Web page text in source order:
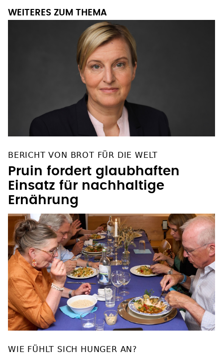
WEITERES ZUM THEMA
BERICHT VON BROT FÜR DIE WELT
Pruin fordert glaubhaften
Einsatz für nachhaltige
Ernährung
WIE FÜHLT SICH HUNGER AN?